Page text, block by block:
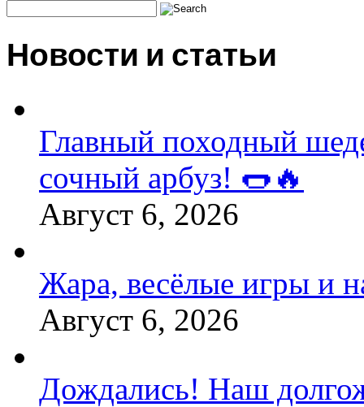
Новости и статьи
Главный походный
сочный арбуз! 🌭🔥
Август 6, 2026
Жара, весёлые игры и
Август 6, 2026
Дождались! Наш